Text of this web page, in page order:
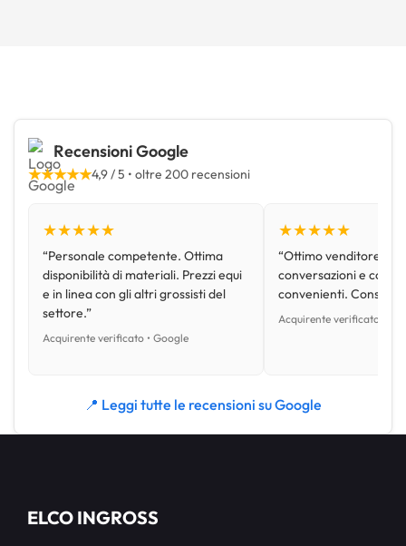
Recensioni Google
★★★★★4,9 / 5 • oltre 200 recensioni
★★★★★
“Personale competente. Ottima
disponibilità di materiali. Prezzi equi
e in linea con gli altri grossisti del
settore.”
Acquirente verificato • Google
★★★★★
“Ottimo venditore,
conversazioni e con
convenienti.
Acquirente verificato •
📍 Leggi tutte le recensioni su Google
ELCO INGROSS